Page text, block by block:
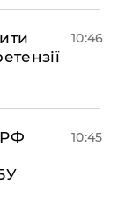
10:46
РФ
10:45